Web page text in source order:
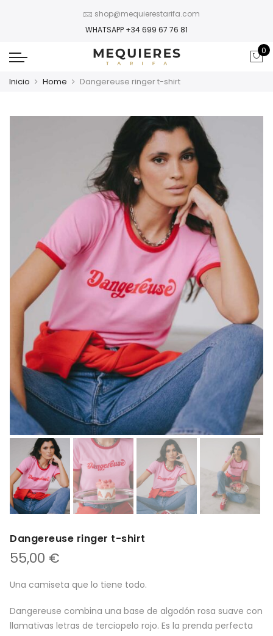
shop@mequierestarifa.com
WHATSAPP +34 699 67 76 81
0
Inicio Home Dangereuse ringer t-shirt
Dangereuse ringer t-shirt
55,00 €
Una camiseta que lo tiene todo.
Dangereuse combina una base de algodón rosa suave con
llamativas letras de terciopelo rojo. Es la prenda perfecta